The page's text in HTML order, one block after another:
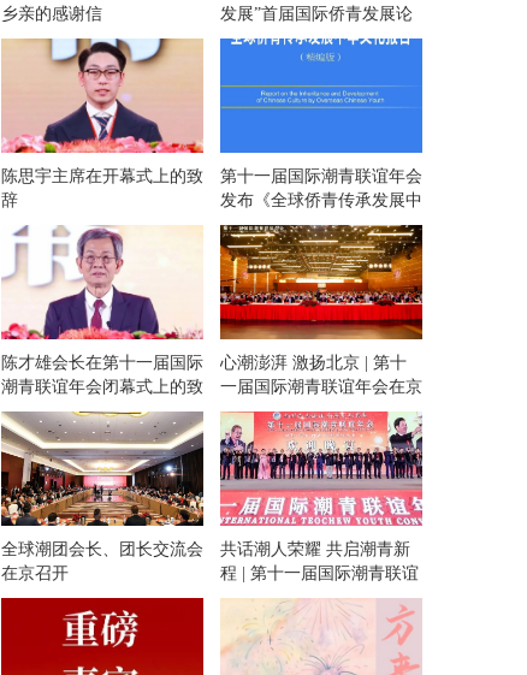
乡亲的感谢信
发展”首届国际侨青发展论
坛在京举办
陈思宇主席在开幕式上的致
辞
第十一届国际潮青联谊年会
发布《全球侨青传承发展中
华文化报告》
陈才雄会长在第十一届国际
潮青联谊年会闭幕式上的致
辞
心潮澎湃 激扬北京 | 第十
一届国际潮青联谊年会在京
隆重举行！
全球潮团会长、团长交流会
在京召开
共话潮人荣耀 共启潮青新
程 | 第十一届国际潮青联谊
年会隆重举办欢迎晚宴和专
场文艺晚会！